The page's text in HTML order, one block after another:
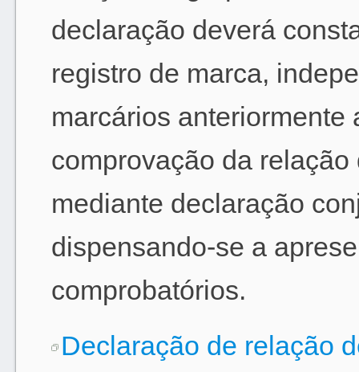
declaração deverá
registro de marca,
marcários anteriormente
comprovação da
mediante declaração
dispensando-se a
comprobatórios.
Declaração de relação